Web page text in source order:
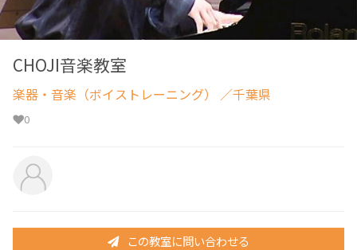
CHOJI音楽教室
楽器・音楽（ボイストレーニング） ／千葉県
0
この教室に問い合わせる